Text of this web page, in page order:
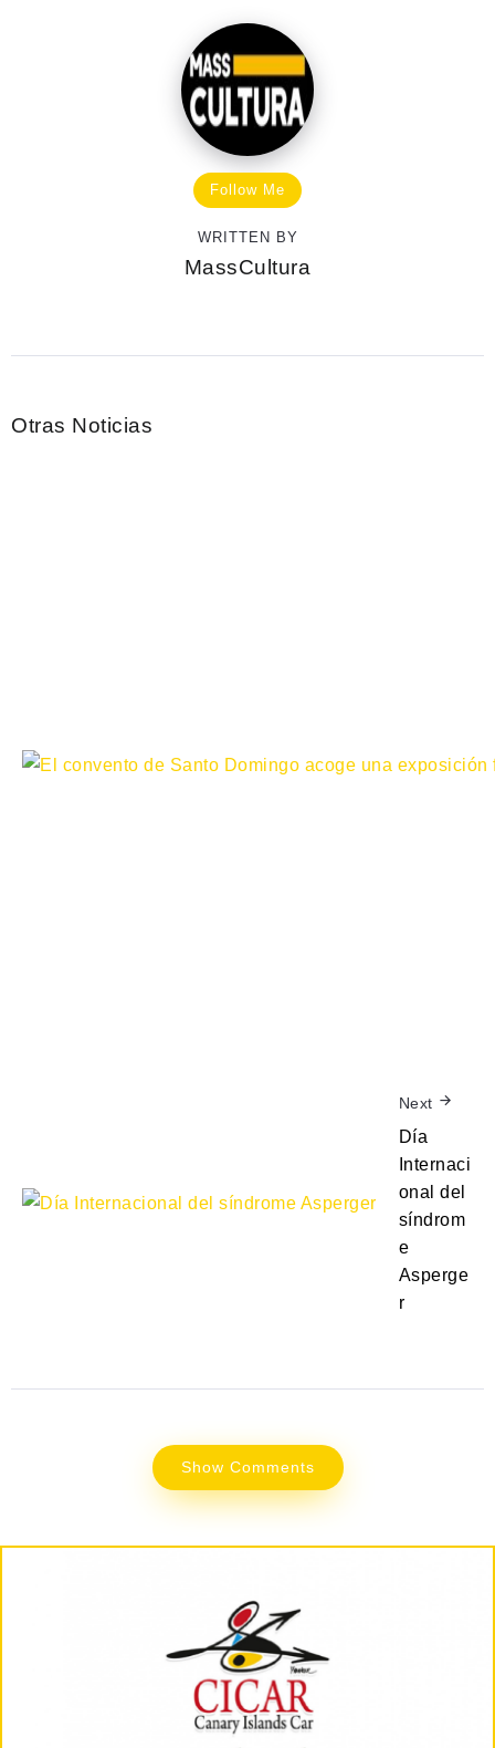
Follow Me
WRITTEN BY
MassCultura
Otras Noticias
Next
Día
Internaci
onal del
síndrom
e
Asperge
r
Show Comments